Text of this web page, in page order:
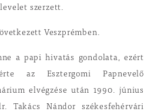
szerzett.
Veszprémben.
a papi hivatás gondolata, ezért
az Esztergomi Papnevelő
elvégzése után 1990. június
Takács Nándor székesfehérvári